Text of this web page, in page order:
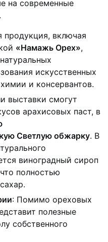
на современные
продукция, включая
«Намажь Орех»,
искусственных
и консервантов.
выставки смогут
арахисовых паст, в
Светлую обжарку. В
виноградный сироп
полностью
: Помимо ореховых
полезные
собственного